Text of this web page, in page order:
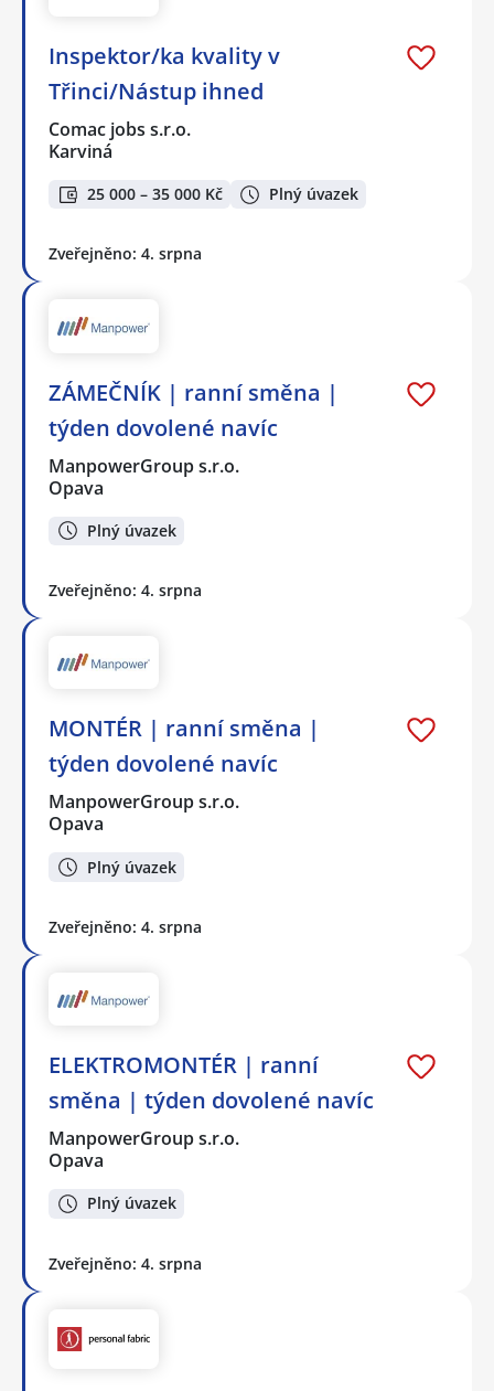
Inspektor/ka kvality v
Třinci/Nástup ihned
Comac jobs s.r.o.
Karviná
25 000 – 35 000 Kč Plný úvazek
Zveřejněno: 4. srpna
ZÁMEČNÍK | ranní směna |
týden dovolené navíc
ManpowerGroup s.r.o.
Opava
Plný úvazek
Zveřejněno: 4. srpna
MONTÉR | ranní směna |
týden dovolené navíc
ManpowerGroup s.r.o.
Opava
Plný úvazek
Zveřejněno: 4. srpna
ELEKTROMONTÉR | ranní
směna | týden dovolené navíc
ManpowerGroup s.r.o.
Opava
Plný úvazek
Zveřejněno: 4. srpna